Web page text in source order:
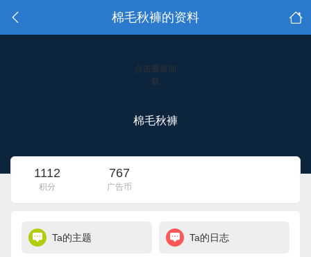
棉毛秋褲的资料
点击重新加
载
棉毛秋褲
1112
积分
767
广告币
Ta的主题 Ta的日志